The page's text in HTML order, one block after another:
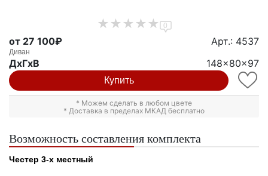
0
от 27 100₽ Арт.: 4537
Диван
ДxГxВ 148x80x97
Купить
* Можем сделать в любом цвете
* Доставка в пределах МКАД бесплатно
Возможность составления комплекта
Честер 3-х местный